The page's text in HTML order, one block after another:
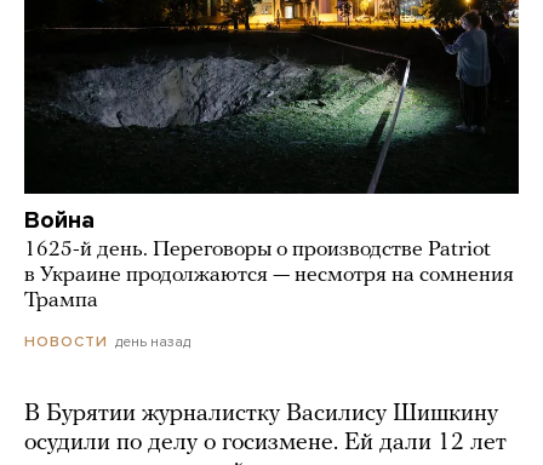
Война
1625-й день. Переговоры о производстве Patriot
в Украине продолжаются — несмотря на сомнения
Трампа
НОВОСТИ день назад
В Бурятии журналистку Василису Шишкину
осудили по делу о госизмене. Ей дали 12 лет